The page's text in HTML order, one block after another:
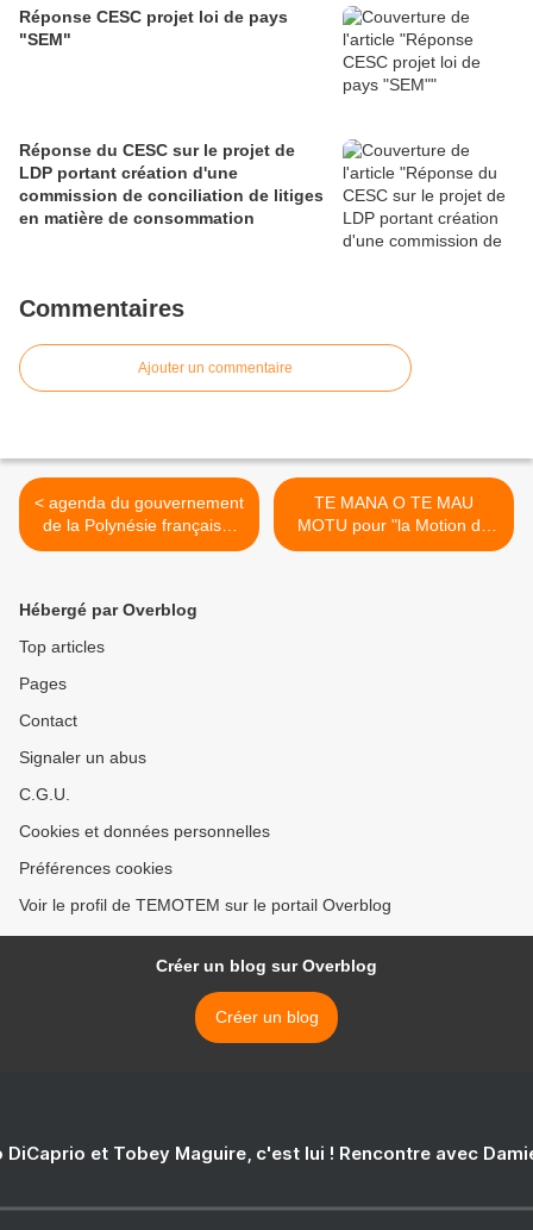
Réponse CESC projet loi de pays
"SEM"
Réponse du CESC sur le projet de
LDP portant création d'une
commission de conciliation de litiges
en matière de consommation
Commentaires
Ajouter un commentaire
< agenda du gouvernement
de la Polynésie française:
15-21/ 09/ 2008
TE MANA O TE MAU
MOTU pour "la Motion de
Confiance" >
Hébergé par Overblog
Top articles
Pages
Contact
Signaler un abus
C.G.U.
Cookies et données personnelles
Préférences cookies
Voir le profil de TEMOTEM sur le portail Overblog
Créer un blog sur Overblog
Créer un blog
DiCaprio et Tobey Maguire, c'est lui ! Rencontre avec